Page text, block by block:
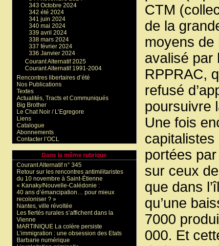
CTM
de la
moyens
avalisé par
RPPRAC,
refusé
poursuivre
Une fois
portées
sur ceux
que dans
qu’une
7000
000. Et
343 Octobre 2024
342 été 2024
341 juin 2024
340 mai 2024
339 avril 2024
338 mars 2024
337 février 2024
336 Janvier 2024
Courant Alternatif 2025
Courant Alternatif 1991-2004
Rencontres libertaires d’été
Nos Publications
Textes
Actualités, Tracts et Communiqués
Big Brother
Le Chat Noir / L’Egregore
Liens
Catalogue
Abonnements
Contacter l’OCL
Dans la même rubrique
Courant Alternatif n° 345
Retour sur les rencontres antimilitaristes
du 10 novembre à Saint-Étienne
« Kanaky/Nouvelle-Calédonie :
40 ans d’émancipation… pour mieux
recoloniser ? »
Nantes, ville révoltée
Les fiertés rurales s’affichent dans la
Vienne
MARTINIQUE La colère persiste
L’immigration : une obsession des Etats
Barbarie numérique